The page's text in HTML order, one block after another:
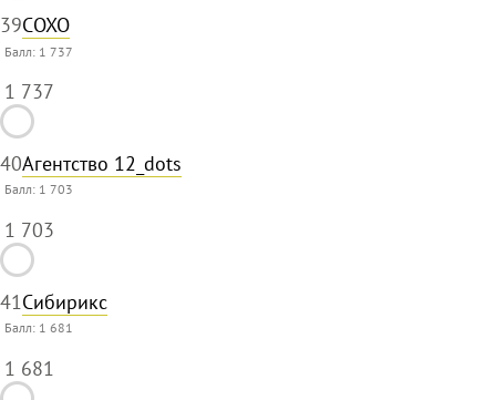
39COXO
Балл: 1 737
1 737
40Агентство 12_dots
Балл: 1 703
1 703
41Сибирикс
Балл: 1 681
1 681